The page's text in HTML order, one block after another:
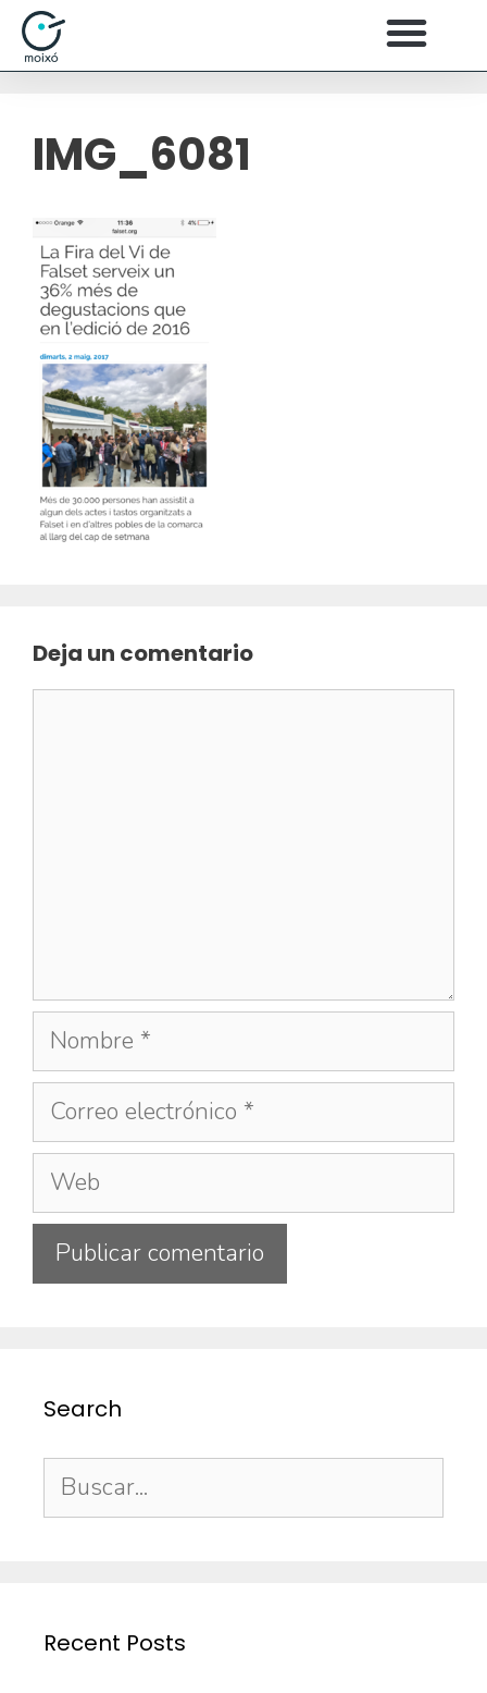
IMG_6081
Deja un comentario
Search
Recent Posts